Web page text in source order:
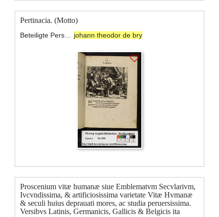
Pertinacia. (Motto)
johann theodor de bry
Proscenium vitæ humanæ siue Emblematvm Secvlarivm,
Ivcvndissima, & artificiosissima varietate Vitæ Hvmanæ
& seculi huius deprauati mores, ac studia peruersissima.
Versibvs Latinis, Germanicis, Gallicis & Belgicis ita